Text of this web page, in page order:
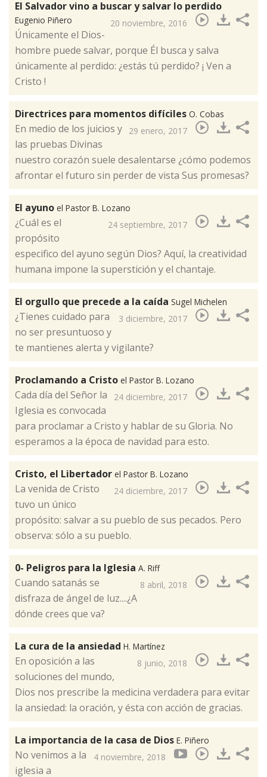
El Salvador vino a buscar y salvar lo perdido
Eugenio Piñero 20 noviembre, 2016
Únicamente el Dios-
hombre puede salvar, porque Él busca y salva
únicamente al perdido: ¿estás tú perdido? ¡ Ven a
Cristo !​
Directrices para momentos difíciles O. Cobas
29 enero, 2017
En medio de los juicios y
las pruebas Divinas
nuestro corazón suele desalentarse ¿cómo podemos
afrontar el futuro sin perder de vista Sus promesas? ​
El ayuno el Pastor B. Lozano
24 septiembre, 2017
¿Cuál es el
propósito
especifico del ayuno según Dios? Aquí, la creatividad
humana impone la superstición y el chantaje.​
El orgullo que precede a la caída Sugel Michelen
3 diciembre, 2017
¿Tienes cuidado para
no ser presuntuoso y
te mantienes alerta y vigilante?​
Proclamando a Cristo el Pastor B. Lozano
24 diciembre, 2017
Cada día del Señor la
Iglesia es convocada
para proclamar a Cristo y hablar de su Gloria. No
esperamos a la época de navidad para esto. ​
Cristo, el Libertador el Pastor B. Lozano
24 diciembre, 2017
​La venida de Cristo
tuvo un único
propósito: salvar a su pueblo de sus pecados. Pero
observa: sólo a su pueblo.
0- Peligros para la Iglesia A. Riff
8 abril, 2018
Cuando satanás se
disfraza de ángel de luz....¿A
dónde crees que va?​
La cura de la ansiedad H. Martínez
8 junio, 2018
En oposición a las
soluciones del mundo,
Dios nos prescribe la medicina verdadera para evitar
la ansiedad: la oración, y ésta con acción de gracias. ​
La importancia de la casa de Dios E. Piñero
4 noviembre, 2018
No venimos a la
iglesia a